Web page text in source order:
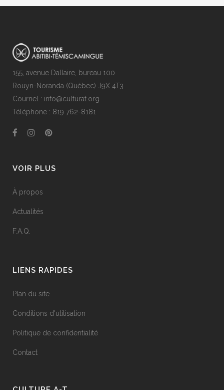
155, avenue Dallaire, bureau 100
Rouyn-Noranda (Québec) J9X 4T3
Courriel : info@culturat.org
Téléphone : 819 762-8181
VOIR PLUS
À propos
Actualités
F.A.Q.
LIENS RAPIDES
Plan du site
Conditions d'utilisation
Politique de confidentialité
Contact
gauche (le signe +)
En suivant les liens au bas des pages
Via la section Ressources
Comme notre site est appelé à être bonifié dans
les prochaines semaines, nous vous invitons à
nous faire part de vos commentaires et
propositions via la section